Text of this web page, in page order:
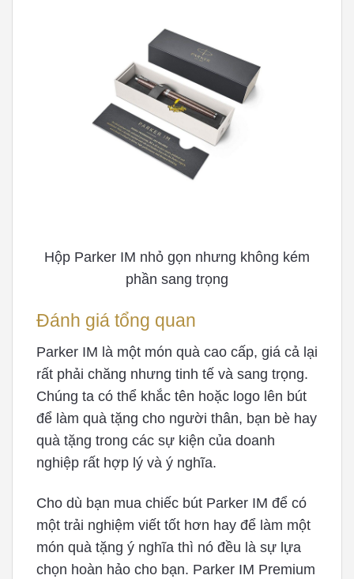
Hộp Parker IM nhỏ gọn nhưng không kém
phần sang trọng
Đánh giá tổng quan
Parker IM là một món quà cao cấp, giá cả lại
rất phải chăng nhưng tinh tế và sang trọng.
Chúng ta có thể khắc tên hoặc logo lên bút
để làm quà tặng cho người thân, bạn bè hay
quà tặng trong các sự kiện của doanh
nghiệp rất hợp lý và ý nghĩa.
Cho dù bạn mua chiếc bút Parker IM để có
một trải nghiệm viết tốt hơn hay để làm một
món quà tặng ý nghĩa thì nó đều là sự lựa
chọn hoàn hảo cho bạn. Parker IM Premium